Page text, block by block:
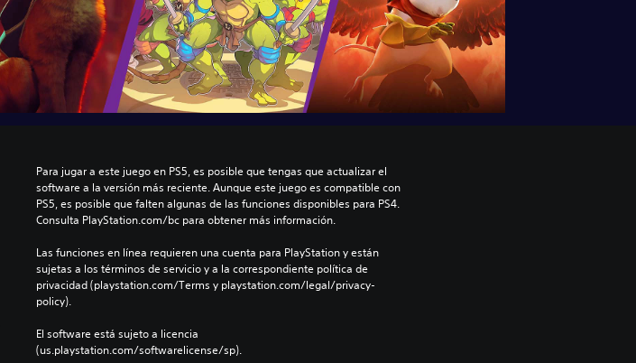
Para jugar a este juego en PS5, es posible que tengas que actualizar el
software a la versión más reciente. Aunque este juego es compatible con
PS5, es posible que falten algunas de las funciones disponibles para PS4.
Consulta PlayStation.com/bc para obtener más información.
Las funciones en línea requieren una cuenta para PlayStation y están
sujetas a los términos de servicio y a la correspondiente política de
privacidad (playstation.com/Terms y playstation.com/legal/privacy-
policy).
El software está sujeto a licencia
(us.playstation.com/softwarelicense/sp).